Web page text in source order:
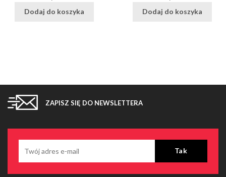
Dodaj do koszyka
Dodaj do koszyka
ZAPISZ SIĘ DO NEWSLETTERA